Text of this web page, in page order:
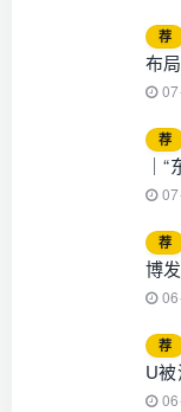
荐
布
想
荐
｜
荐
博
荐
U
钱